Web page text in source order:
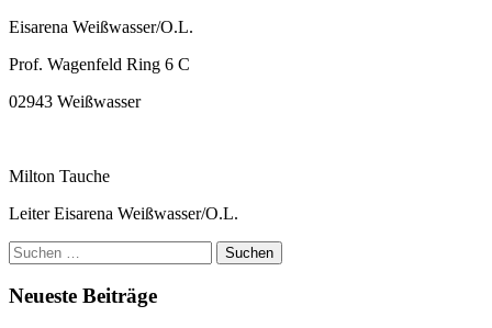
Eisarena Weißwasser/O.L.
Prof. Wagenfeld Ring 6 C
02943 Weißwasser
Milton Tauche
Leiter Eisarena Weißwasser/O.L.
Suchen
nach:
Neueste Beiträge